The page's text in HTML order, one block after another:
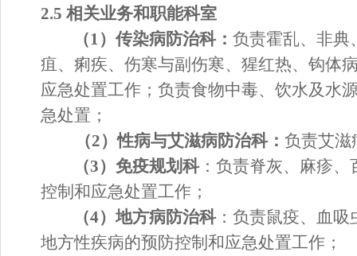
2.5 相关业务和职能科室
（1）传染病防治科：负责霍乱、非典
疽、痢疾、伤寒与副伤寒、猩红热、钩体
应急处置工作；负责食物中毒、饮水及水
急处置 ；
（2）性病与艾滋病防治科： 负责艾滋
（3）免疫规划科：负责脊灰、麻疹、
控制和应急处置工作；
（4）地方病防治科：负责鼠疫、 血 吸
地方性疾病的预防控制和应急处置工作；